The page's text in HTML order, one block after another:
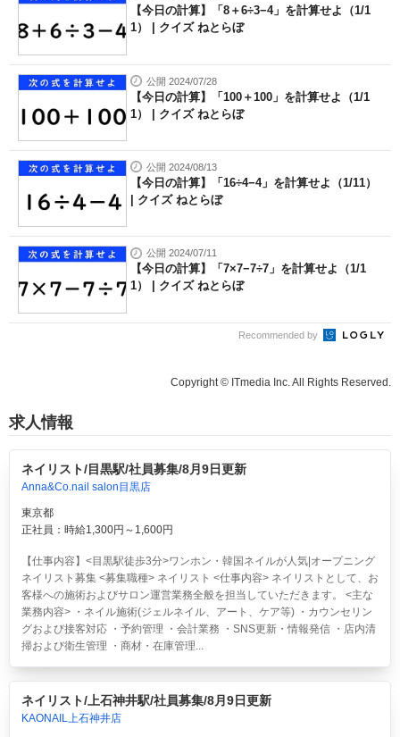
【今日の計算】「8＋6÷3−4」を計算せよ（1/1
1） | クイズ ねとらぼ
公開 2024/07/28
【今日の計算】「100＋100」を計算せよ（1/1
1） | クイズ ねとらぼ
公開 2024/08/13
【今日の計算】「16÷4−4」を計算せよ（1/11）
| クイズ ねとらぼ
公開 2024/07/11
【今日の計算】「7×7−7÷7」を計算せよ（1/1
1） | クイズ ねとらぼ
Recommended by
Copyright © ITmedia Inc. All Rights Reserved.
求人情報
ネイリスト/目黒駅/社員募集/8月9日更新
Anna&Co.nail salon目黒店
東京都
正社員：時給1,300円～1,600円
【仕事内容】<目黒駅徒歩3分>ワンホン・韓国ネイルが人気|オープニング
ネイリスト募集 <募集職種> ネイリスト <仕事内容> ネイリストとして、お
客様への施術およびサロン運営業務全般を担当していただきます。 <主な
業務内容> ・ネイル施術(ジェルネイル、アート、ケア等) ・カウンセリン
グおよび接客対応 ・予約管理 ・会計業務 ・SNS更新・情報発信 ・店内清
掃および衛生管理 ・商材・在庫管理...
ネイリスト/上石神井駅/社員募集/8月9日更新
KAONAIL上石神井店